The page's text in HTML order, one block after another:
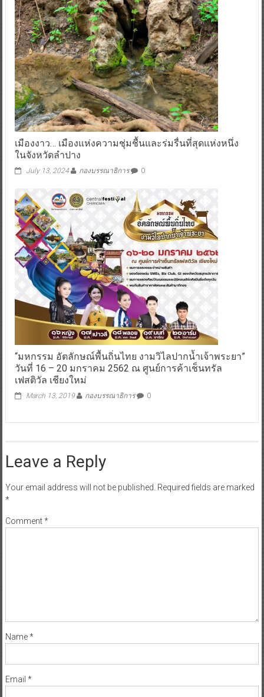
เมืองงาว… เมืองแห่งความชุ่มชื้นและร่มรื่นที่สุดแห่งหนึ่ง
ในจังหวัดลำปาง
July 13, 2024 กองบรรณาธิการ 0
“มหกรรม อัตลักษณ์พื้นถิ่นไทย งามวิไลปากน้ำเจ้าพระยา”
วันที่ 16 – 20 มกราคม 2562 ณ ศูนย์การค้าเช็นทรัล
เฟสติวัล เชียงใหม่
March 13, 2019 กองบรรณาธิการ 0
Leave a Reply
Your email address will not be published. Required fields are marked
*
Comment*
Name*
Email *